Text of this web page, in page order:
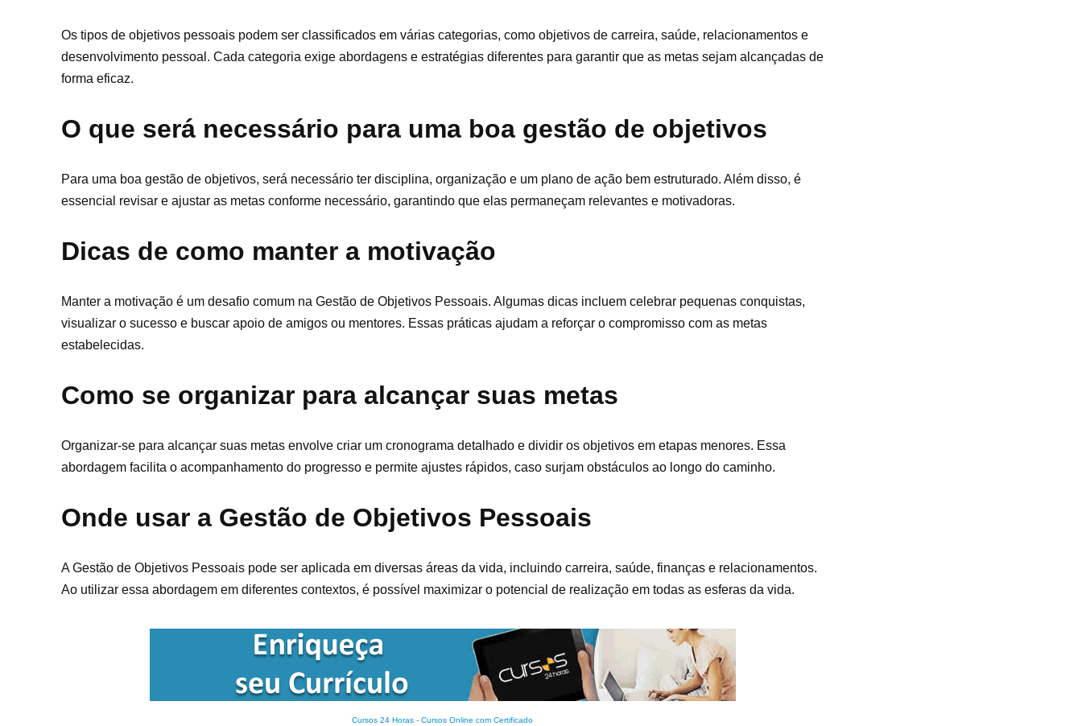
Os tipos de objetivos pessoais podem ser classificados em várias categorias, como objetivos de carreira, saúde, relacionamentos e
desenvolvimento pessoal. Cada categoria exige abordagens e estratégias diferentes para garantir que as metas sejam alcançadas de
forma eficaz.
O que será necessário para uma boa gestão de objetivos
Para uma boa gestão de objetivos, será necessário ter disciplina, organização e um plano de ação bem estruturado. Além disso, é
essencial revisar e ajustar as metas conforme necessário, garantindo que elas permaneçam relevantes e motivadoras.
Dicas de como manter a motivação
Manter a motivação é um desafio comum na Gestão de Objetivos Pessoais. Algumas dicas incluem celebrar pequenas conquistas,
visualizar o sucesso e buscar apoio de amigos ou mentores. Essas práticas ajudam a reforçar o compromisso com as metas
estabelecidas.
Como se organizar para alcançar suas metas
Organizar-se para alcançar suas metas envolve criar um cronograma detalhado e dividir os objetivos em etapas menores. Essa
abordagem facilita o acompanhamento do progresso e permite ajustes rápidos, caso surjam obstáculos ao longo do caminho.
Onde usar a Gestão de Objetivos Pessoais
A Gestão de Objetivos Pessoais pode ser aplicada em diversas áreas da vida, incluindo carreira, saúde, finanças e relacionamentos.
Ao utilizar essa abordagem em diferentes contextos, é possível maximizar o potencial de realização em todas as esferas da vida.
Cursos 24 Horas - Cursos Online com Certificado